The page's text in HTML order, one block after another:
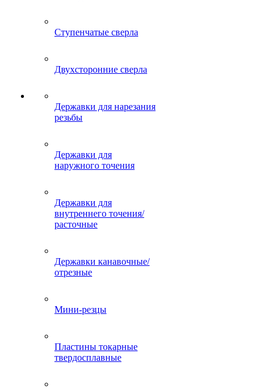
Ступенчатые сверла
Двухсторонние сверла
Державки для нарезания
резьбы
Державки для
наружного точения
Державки для
внутреннего точения/
расточные
Державки канавочные/
отрезные
Мини-резцы
Пластины токарные
твердосплавные